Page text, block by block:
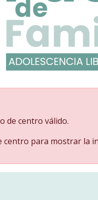
de centro válido.
centro para mostrar la